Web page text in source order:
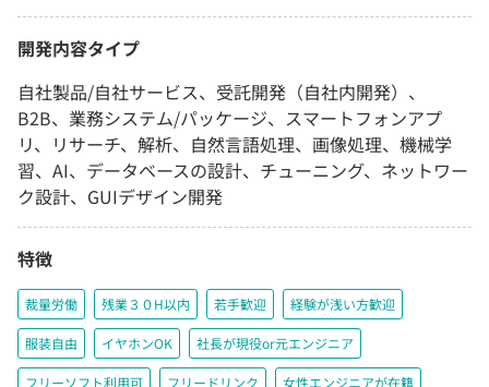
開発内容タイプ
自社製品/自社サービス、受託開発（自社内開発）、
B2B、業務システム/パッケージ、スマートフォンアプ
リ、リサーチ、解析、自然言語処理、画像処理、機械学
習、AI、データベースの設計、チューニング、ネットワー
ク設計、GUIデザイン開発
特徴
裁量労働 残業３０H以内 若手歓迎 経験が浅い方歓迎
服装自由 イヤホンOK 社長が現役or元エンジニア
フリーソフト利用可 フリードリンク 女性エンジニアが在籍